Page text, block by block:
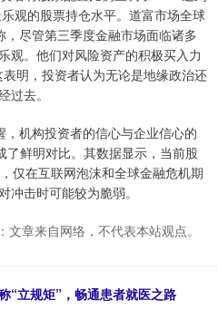
观的股票持仓水平。道富市场全球
尽管第三季度金融市场面临诸多
观。他们对风险资产的积极买入力
明，投资者认为无论是地缘政治还
去。
机构投资者的信心与企业信心的
鲜明对比。其数据显示，当前股
仅在互联网泡沫和全球金融危机期
冲击时可能较为脆弱。
文章来自网络，不代表本站观点。
“立规矩”，畅通患者就医之路